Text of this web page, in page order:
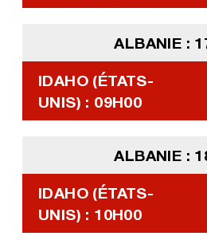
ALBANIE :
IDAHO (ÉTATS-
UNIS) : 09H00
ALBANIE :
IDAHO (ÉTATS-
UNIS) : 10H00